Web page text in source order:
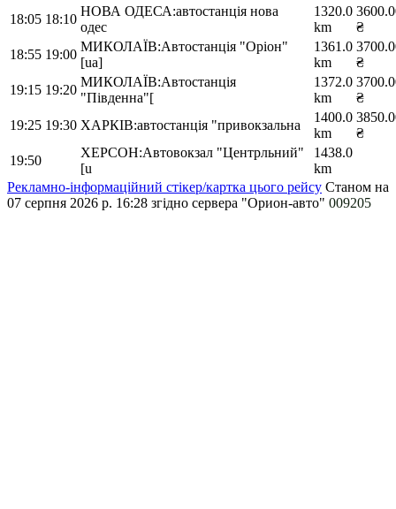
18:05 18:10
НОВА ОДЕСА:автостанція нова
одес
1320.0
km
₴
18:55 19:00
МИКОЛАЇВ:Автостанція "Оріон"
[ua]
1361.0
km
₴
19:15 19:20
МИКОЛАЇВ:Автостанція
"Південна"[
1372.0
km
₴
19:25 19:30 ХАРКІВ:автостанція "привокзальна
1400.0
km
₴
19:50
ХЕРСОН:Автовокзал "Центрльний"
[u
1438.0
km
Рекламно-інформаційний стікер/картка цього рейсу Станом на
07 серпня 2026 р. 16:28 згідно сервера "Орион-авто" 009205